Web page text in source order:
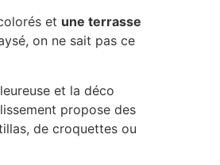
et une terrasse
on ne sait pas ce
et la déco
propose des
de croquettes ou